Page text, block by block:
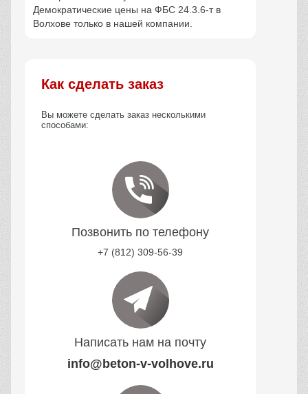
Демократические цены на ФБС 24.3.6-т в
Волхове только в нашей компании.
Как сделать заказ
Вы можете сделать заказ несколькими
способами:
Позвонить по телефону
+7 (812) 309-56-39
Написать нам на почту
info@beton-v-volhove.ru